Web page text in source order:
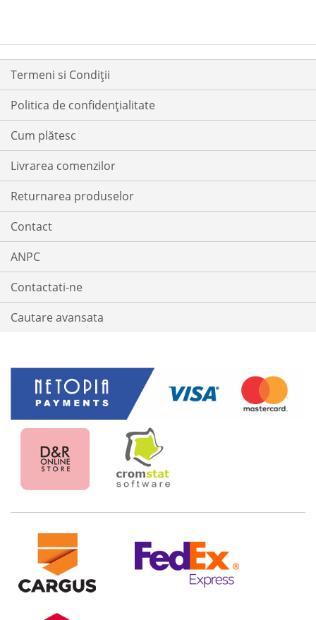
Termeni si Condiții
Politica de confidențialitate
Cum plătesc
Livrarea comenzilor
Returnarea produselor
Contact
ANPC
Contactati-ne
Cautare avansata